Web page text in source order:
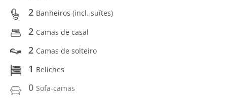
2 Banheiros (incl. suítes)
2 Camas de casal
2 Camas de solteiro
1 Beliches
0 Sofa-camas